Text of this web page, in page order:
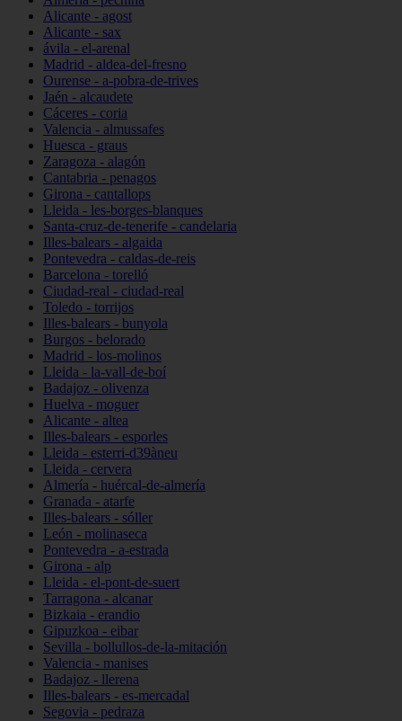
Alicante - agost
Alicante - sax
ávila - el-arenal
Madrid - aldea-del-fresno
Ourense - a-pobra-de-trives
Jaén - alcaudete
Cáceres - coria
Valencia - almussafes
Huesca - graus
Zaragoza - alagón
Cantabria - penagos
Girona - cantallops
Lleida - les-borges-blanques
Santa-cruz-de-tenerife - candelaria
Illes-balears - algaida
Pontevedra - caldas-de-reis
Barcelona - torelló
Ciudad-real - ciudad-real
Toledo - torrijos
Illes-balears - bunyola
Burgos - belorado
Madrid - los-molinos
Lleida - la-vall-de-boí
Badajoz - olivenza
Huelva - moguer
Alicante - altea
Illes-balears - esporles
Lleida - esterri-d39àneu
Lleida - cervera
Almería - huércal-de-almería
Granada - atarfe
Illes-balears - sóller
León - molinaseca
Pontevedra - a-estrada
Girona - alp
Lleida - el-pont-de-suert
Tarragona - alcanar
Bizkaia - erandio
Gipuzkoa - eibar
Sevilla - bollullos-de-la-mitación
Valencia - manises
Badajoz - llerena
Illes-balears - es-mercadal
Segovia - pedraza